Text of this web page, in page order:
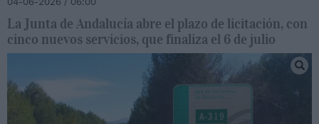
La Junta de Andalucía abre el plazo de licitación, con
cinco nuevos servicios, que finaliza el 6 de julio